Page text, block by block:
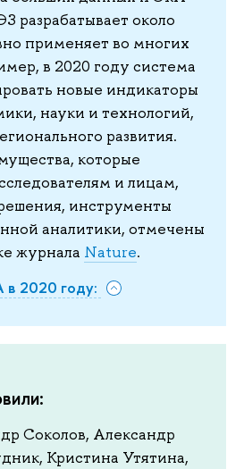
разрабатывает около
применяет во многих
в 2020 году система
новые индикаторы
науки и технологий,
развития.
которые
и лицам,
инструменты
аналитики, отмечены
журнала Nature.
в 2020 году:
Соколов, Александр
Кристина Утятина,